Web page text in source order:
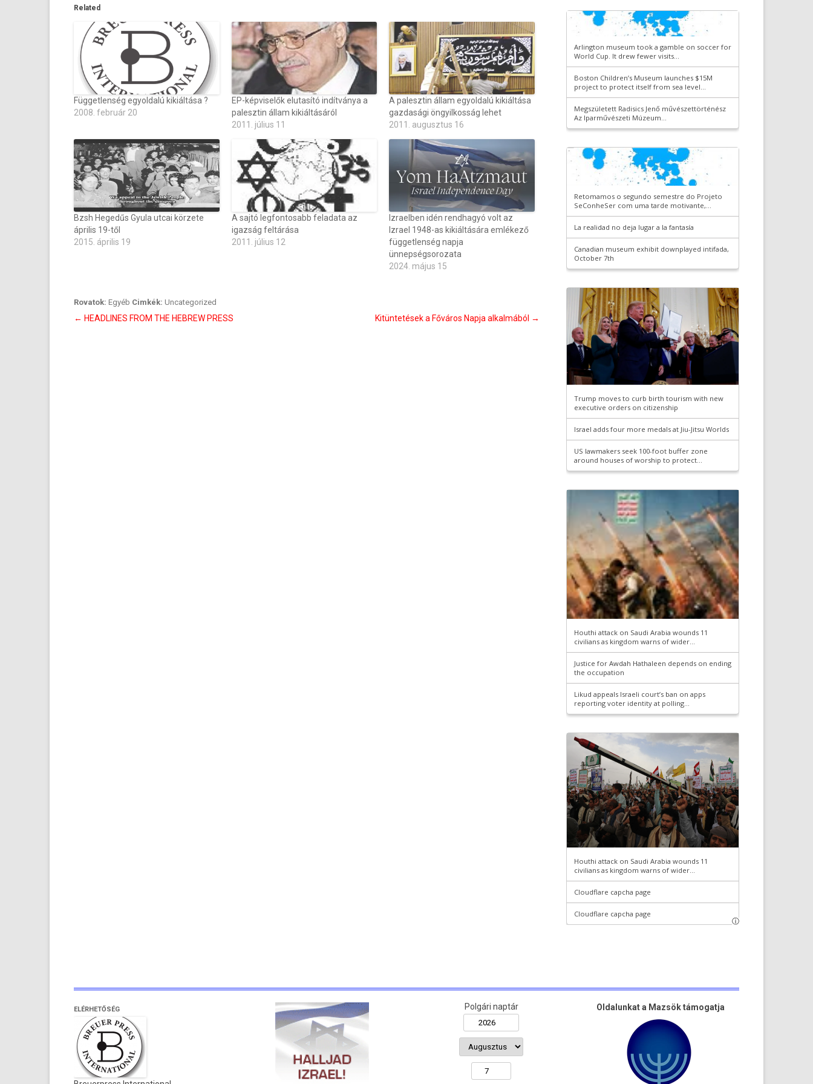
Related
Függetlenség egyoldalú kikiáltása ?
2008. február 20
EP-képviselők elutasító indítványa a
palesztin állam kikiáltásáról
2011. július 11
A palesztin állam egyoldalú kikiáltása
gazdasági öngyilkosság lehet
2011. augusztus 16
Bzsh Hegedűs Gyula utcai körzete
április 19-től
2015. április 19
A sajtó legfontosabb feladata az
igazság feltárása
2011. július 12
Izraelben idén rendhagyó volt az
Izrael 1948-as kikiáltására emlékező
függetlenség napja
ünnepségsorozata
2024. május 15
Rovatok: Egyéb Cimkék: Uncategorized
Bejegyzés
← HEADLINES FROM THE HEBREW PRESS Kitüntetések a Főváros Napja alkalmából →
ELÉRHETŐSÉG Polgári naptár Oldalunkat a Mazsök támogatja